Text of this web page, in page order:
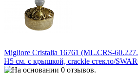
Migliore Cristalia 16761 (ML.CRS-
H5 см. с крышкой, crackle стекло/